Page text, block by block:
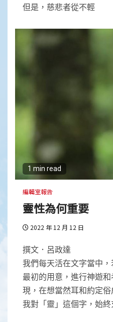
但是，慈悲者從不輕
1 min read
編輯室報告
靈性為何重要
2022 年 12 月 12 日
撰文．呂政達
我們每天活在文字當中
最初的用意，進行神遊
現，在想當然耳和約定俗
我對「靈」這個字，始終